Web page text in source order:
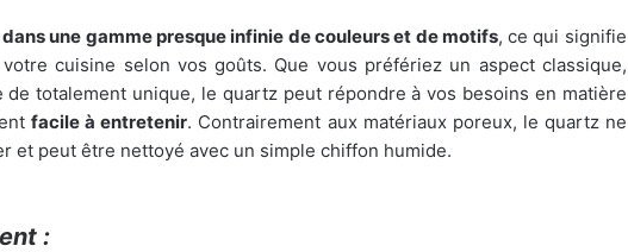
une gamme presque infinie de couleurs et de motifs, ce qui signifie
cuisine selon vos goûts. Que vous préfériez un aspect classique,
totalement unique, le quartz peut répondre à vos besoins en matière
facile à entretenir. Contrairement aux matériaux poreux, le quartz ne
et peut être nettoyé avec un simple chiffon humide.
: